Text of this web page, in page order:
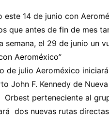
este 14 de junio con
que antes de fin de mes
semana, el 29 de junio un
Aeroméxico”
de julio Aeroméxico
John F. Kennedy de
Orbest perteneciente al
dos nuevas rutas